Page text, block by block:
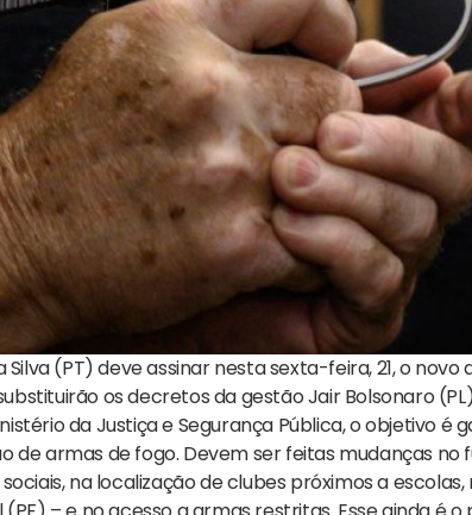
Silva (PT) deve assinar nesta sexta-feira, 21, o
os decretos da gestão Jair Bolsonaro
da Justiça e Segurança Pública, o objetivo é
de armas de fogo. Devem ser feitas mudanças no
na localização de clubes próximos a